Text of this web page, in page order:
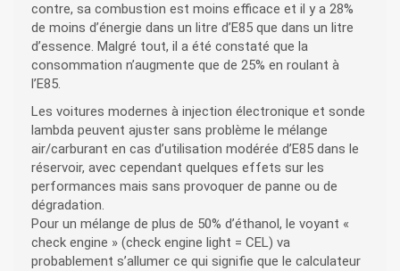
contre, sa combustion est moins efficace et il y a 28%
de moins d’énergie dans un litre d’E85 que dans un litre
d’essence. Malgré tout, il a été constaté que la
consommation n’augmente que de 25% en roulant à
l’E85.
Les voitures modernes à injection électronique et sonde
lambda peuvent ajuster sans problème le mélange
air/carburant en cas d’utilisation modérée d’E85 dans le
réservoir, avec cependant quelques effets sur les
performances mais sans provoquer de panne ou de
dégradation.
Pour un mélange de plus de 50% d’éthanol, le voyant «
check engine » (check engine light = CEL) va
probablement s’allumer ce qui signifie que le calculateur